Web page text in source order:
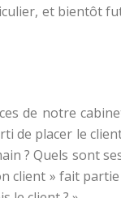
et bientôt
de notre
de placer le
? Quels sont
» fait partie